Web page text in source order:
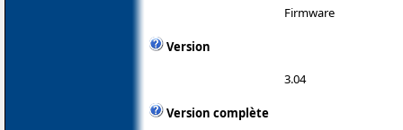
Firmware
Version
3.04
Version complète